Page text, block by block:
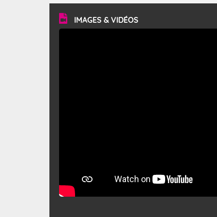
vitesse moyenne de 50 km/h et atteindre 80 à 100 km/h
en rafales, parfois davantage. Il parcourt la basse vallée
du Rhône et la Provence et envahit le littoral
méditerranéen à partir de la Camargue.
IMAGES & VIDÉOS